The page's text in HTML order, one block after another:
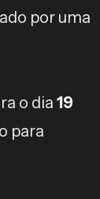
por uma
o dia 19
para